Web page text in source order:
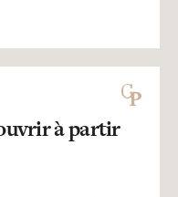
à partir